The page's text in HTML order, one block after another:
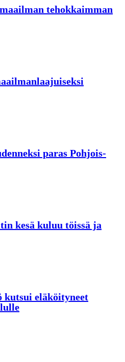
tehokkaimman
paras Pohjois-
kesä kuluu töissä ja
kutsui eläköityneet